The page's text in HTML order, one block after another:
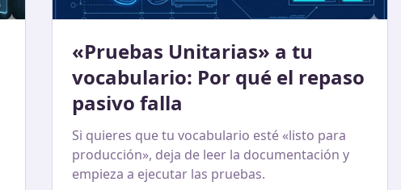
«Pruebas Unitarias» a tu
vocabulario: Por qué el repaso
pasivo falla
Si quieres que tu vocabulario esté «listo para
producción», deja de leer la documentación y
empieza a ejecutar las pruebas.